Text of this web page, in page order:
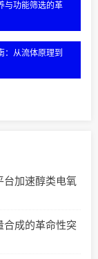
与功能筛选的革
：从流体原理到
台加速醇类电氧
合成的革命性突